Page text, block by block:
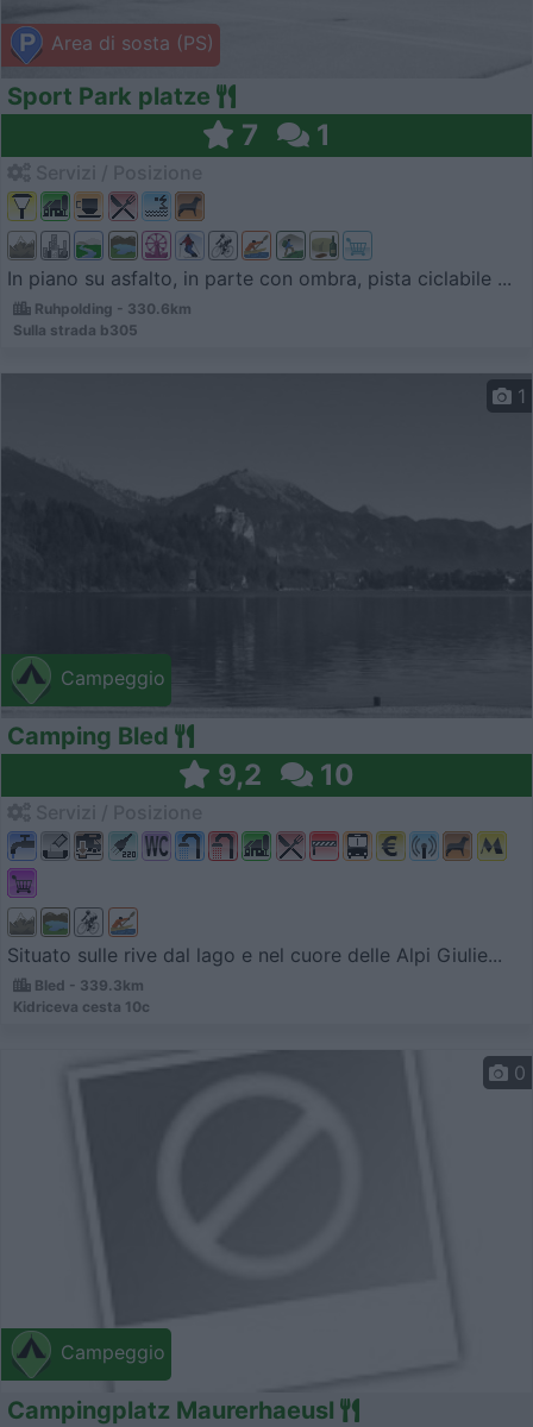
Area di sosta (PS)
Sport Park platze
7 1
In piano su asfalto, in parte con ombra, pista ciclabile ...
Ruhpolding - 330.6km
Sulla strada b305
Campeggio
1
Camping Bled
9,2 10
Situato sulle rive dal lago e nel cuore delle Alpi Giulie...
Bled - 339.3km
Kidriceva cesta 10c
Campeggio
0
Campingplatz Maurerhaeusl